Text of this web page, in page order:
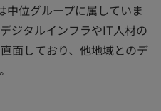
中位グループに属していま
ジタルインフラやIT人材の
面しており、他地域とのデ